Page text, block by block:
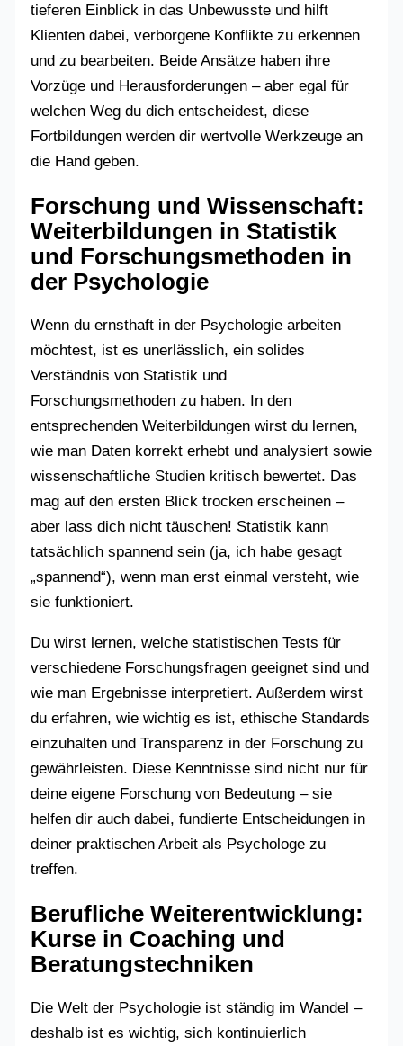
tieferen Einblick in das Unbewusste und hilft
Klienten dabei, verborgene Konflikte zu erkennen
und zu bearbeiten. Beide Ansätze haben ihre
Vorzüge und Herausforderungen – aber egal für
welchen Weg du dich entscheidest, diese
Fortbildungen werden dir wertvolle Werkzeuge an
die Hand geben.
Forschung und Wissenschaft:
Weiterbildungen in Statistik
und Forschungsmethoden in
der Psychologie
Wenn du ernsthaft in der Psychologie arbeiten
möchtest, ist es unerlässlich, ein solides
Verständnis von Statistik und
Forschungsmethoden zu haben. In den
entsprechenden Weiterbildungen wirst du lernen,
wie man Daten korrekt erhebt und analysiert sowie
wissenschaftliche Studien kritisch bewertet. Das
mag auf den ersten Blick trocken erscheinen –
aber lass dich nicht täuschen! Statistik kann
tatsächlich spannend sein (ja, ich habe gesagt
„spannend“), wenn man erst einmal versteht, wie
sie funktioniert.
Du wirst lernen, welche statistischen Tests für
verschiedene Forschungsfragen geeignet sind und
wie man Ergebnisse interpretiert. Außerdem wirst
du erfahren, wie wichtig es ist, ethische Standards
einzuhalten und Transparenz in der Forschung zu
gewährleisten. Diese Kenntnisse sind nicht nur für
deine eigene Forschung von Bedeutung – sie
helfen dir auch dabei, fundierte Entscheidungen in
deiner praktischen Arbeit als Psychologe zu
treffen.
Berufliche Weiterentwicklung:
Kurse in Coaching und
Beratungstechniken
Die Welt der Psychologie ist ständig im Wandel –
deshalb ist es wichtig, sich kontinuierlich